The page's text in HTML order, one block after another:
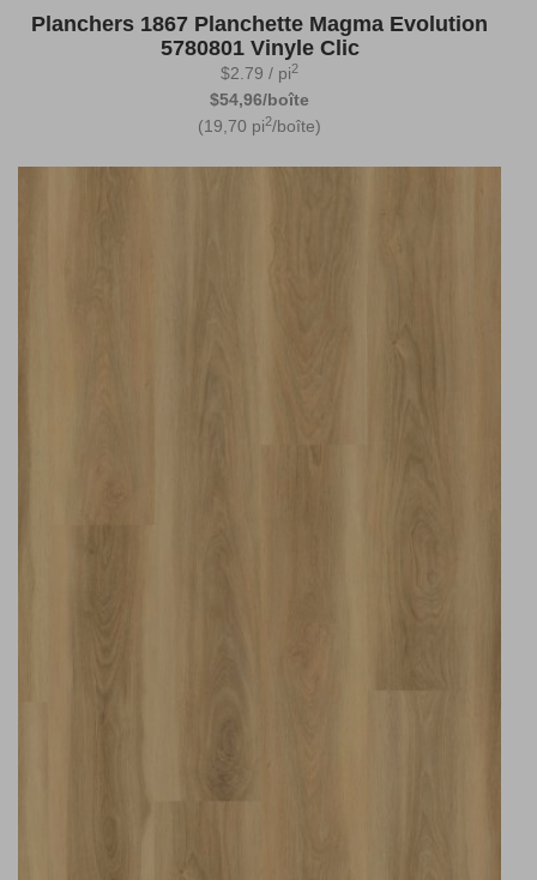
Planchers 1867 Planchette Magma Evolution
5780801 Vinyle Clic
$2.79 / pi2
$54,96/boîte
(19,70 pi2/boîte)